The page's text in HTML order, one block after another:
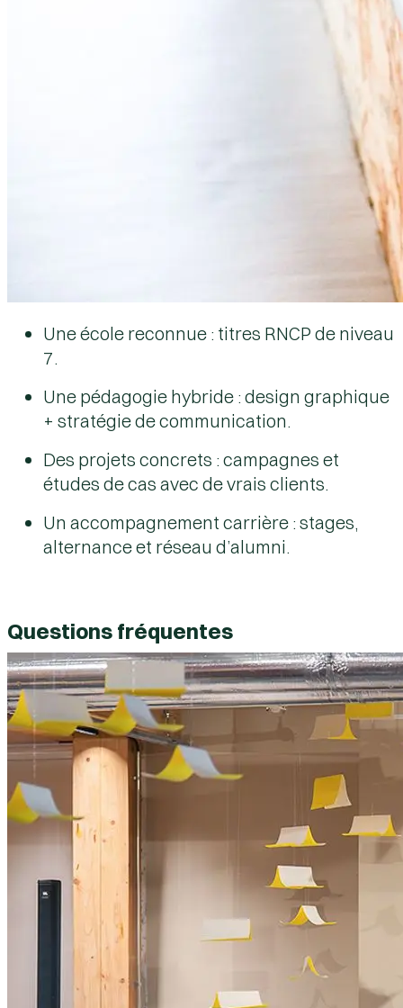
Une école reconnue : titres RNCP de niveau
7.
Une pédagogie hybride : design graphique
+ stratégie de communication.
Des projets concrets : campagnes et
études de cas avec de vrais clients.
Un accompagnement carrière : stages,
alternance et réseau d’alumni.
Questions fréquentes